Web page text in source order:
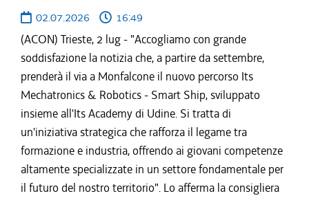
02.07.2026
16:49
(ACON) Trieste, 2 lug - "Accogliamo con grande
soddisfazione la notizia che, a partire da settembre,
prenderà il via a Monfalcone il nuovo percorso Its
Mechatronics & Robotics - Smart Ship, sviluppato
insieme all'Its Academy di Udine. Si tratta di
un'iniziativa strategica che rafforza il legame tra
formazione e industria, offrendo ai giovani competenze
altamente specializzate in un settore fondamentale per
il futuro del nostro territorio". Lo afferma la consigliera